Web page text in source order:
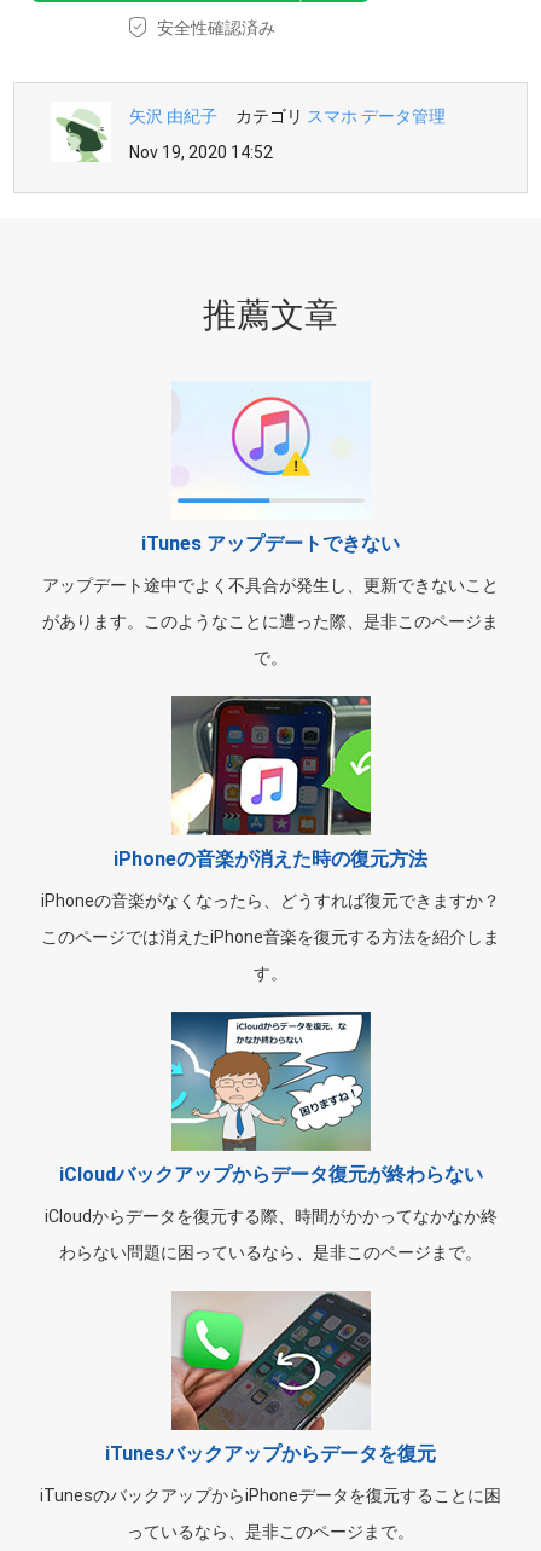
安全性確認済み
矢沢 由紀子 カテゴリ スマホ データ管理
Nov 19, 2020 14:52
推薦文章
iTunes アップデートできない
アップデート途中でよく不具合が発生し、更新できないこと
があります。このようなことに遭った際、是非このページま
で。
iPhoneの音楽が消えた時の復元方法
iPhoneの音楽がなくなったら、どうすれば復元できますか？
このページでは消えたiPhone音楽を復元する方法を紹介しま
す。
iCloudバックアップからデータ復元が終わらない
iCloudからデータを復元する際、時間がかかってなかなか終
わらない問題に困っているなら、是非このページまで。
iTunesバックアップからデータを復元
iTunesのバックアップからiPhoneデータを復元することに困
っているなら、是非このページまで。